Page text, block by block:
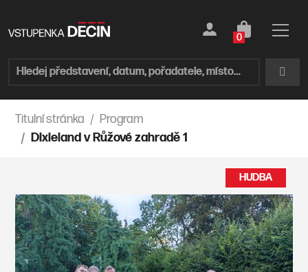
0
Titulní stránka
Program
Dixieland v Růžové zahradě 1
HUDBA